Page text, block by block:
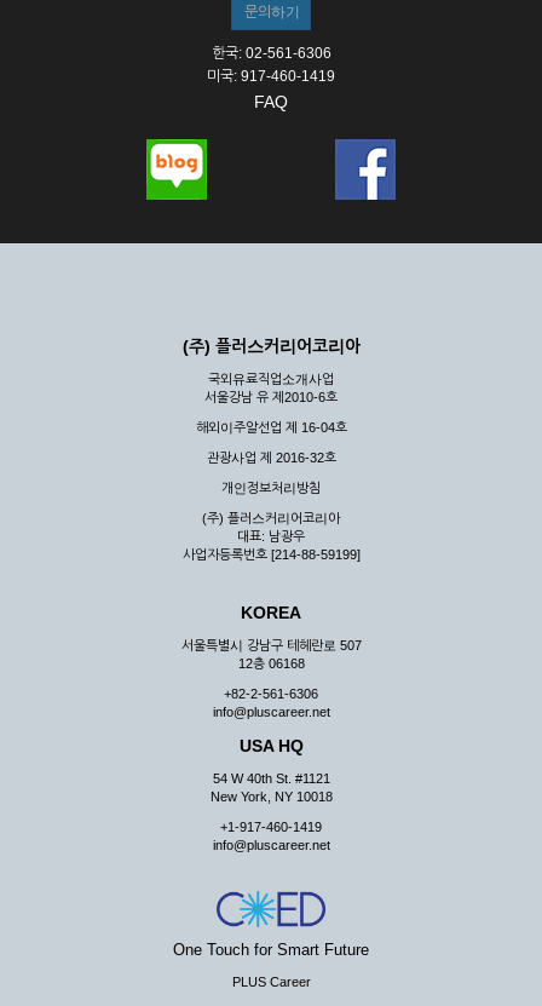
스가 불가능할 경우 회사는 사전 공지나 예고 없이 서비스의 전
부 또는 일부를 일시적 또는 영구적으로 중지할 수 있습니다.
③ 기타 회사는 서비스를 제공할 수 없는 합당한 사유가 발생한
④ 회사는 제 2항 및 제 3항의 사유로 서비스의 제공이 일시적
여 배상하지 않습니다.
제3장 권리 및 의무
공할 수 있도록 최선의 노력을 다하여야 합니다.
게 누설, 배포하여서는 안됩니다. 다만, 관계법령에 의하여 국가
기관 등의 합법적인 요구가 있는 경우에는 해당 되지 않습니다.
③ 회사는 이용자로부터 제기되는 의견이나 불만이 정당하다고
인정할 경우에는 즉시 처리하여야 하며, 즉시 처리가 곤란한 경
우 그 처리를 위해 노력해야 합니다.
제7조 (회원의 의무)
① 회원은 ID와 비밀 번호에 관한 모든 관리의 책임이 있으며
② 회원은 이용신청서의 기재내용 중 변경된 내용이 있는 경우
서비스를 통하여 그 내용을 회사에 통지하여야 합니다.
③ 다른 회원의 ID와 비밀번호를 부당하게 사용하는 행위를
④ 회원은 회사의 서비스에서 타 사이트의 홍보행위를 하지 않
아야 하며 공공질서나 미풍약속에 위배되는 내용 혹은 저작권을
리 행위도 할 수 없습니다.
사가 통지하는 사항을 준수하여야 하며, 기타 회사의 업무에 방
해되는 행위를 하여서는 아니 됩니다.
제8조 (회원의 관리)
① 회원은 언제든 이 약관에 대한 동의를 철회할 수 있습니다.
한국: 02-561-6306
미국: 917-460-1419
FAQ
(주) 플러스커리어코리아
국외유료직업소개사업
서울강남 유 제2010-6호
해외이주알선업 제 16-04호
관광사업 제 2016-32호
개인정보처리방침
(주) 플러스커리어코리아
대표: 남광우
사업자등록번호 [214-88-59199]
KOREA
서울특별시 강남구 테헤란로 507
12층 06168
+82-2-561-6306
info@pluscareer.net
USA HQ
54 W 40th St. #1121
New York, NY 10018
+1-917-460-1419
info@pluscareer.net
One Touch for Smart Future
PLUS Career